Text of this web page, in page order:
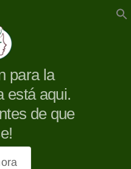
para la
está aqui.
de que